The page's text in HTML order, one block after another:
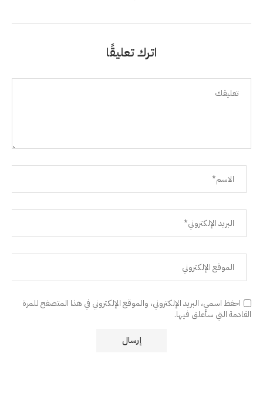
اترك تعليقًا
احفظ اسمي، البريد الإلكتروني، والموقع الإلكتروني في هذا المتصفح للمرة
القادمة التي سأعلق فيها.